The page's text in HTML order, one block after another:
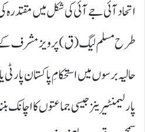
اتحاد آئی جے آئی کی شکل میں
طرح مسلم لیگ ( ق) پرویز مشرف کے
حالیہ برسوں میں استحکامِ پاکستان پارٹی
پارلیمنٹیرینز جیسی جماعتوں کا اچانک